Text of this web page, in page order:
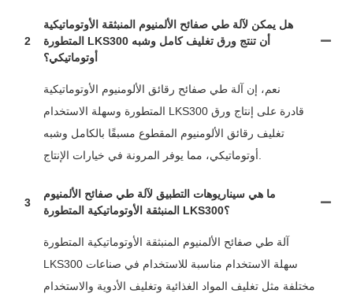
2
هل يمكن لآلة طي صفائح الألمنيوم المنبثقة الأوتوماتيكية
المتطورة LKS300 أن تنتج ورق تغليف كامل وشبه
أوتوماتيكي؟
نعم، إن آلة طي صفائح رقائق الألومنيوم الأوتوماتيكية
المتطورة وسهلة الاستخدام LKS300 قادرة على إنتاج ورق
تغليف رقائق الألومنيوم المقطوع مسبقًا بالكامل وشبه
أوتوماتيكي، مما يوفر المرونة في خيارات الإنتاج.
3
ما هي سيناريوهات التطبيق لآلة طي صفائح الألمنيوم
المنبثقة الأوتوماتيكية المتطورة LKS300؟
آلة طي صفائح الألمنيوم المنبثقة الأوتوماتيكية المتطورة
LKS300 سهلة الاستخدام مناسبة للاستخدام في صناعات
مختلفة مثل تغليف المواد الغذائية وتغليف الأدوية والاستخدام